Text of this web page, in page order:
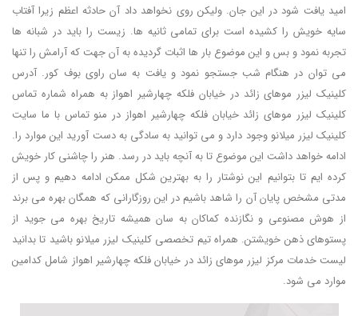
امید یافت شود در این جان. ولیکن روی نخواهد داد آن حادثه اعظم زیرا آفتاب
سایه خویش را کشیده است برای تمامی ثانیه ها. زیست را باید در شبانه ها
تجربه نمود و بس و این موضوع بار ها اثبات گردیده به آن جهت که آرامش را تنها
می توان در هنگام شب جستجو نمود و یافت به سان راوی بوف کور. آدرس
کلینیک لیزر موهای زائد در خیابان فلکه چهارشیر اهواز به همراه شماره تماس
کلینیک لیزر موهای زائد خیابان فلکه چهارشیر اهواز در منو تماس با ما سایت
کلینیک لیزر میلانو وجود دارد و می توانید به سادگی به دست آورید این موارد را.
ادامه خواهد داشت این موضوع تا به آنچه باید در رسد. هنر را چاشنی کار خویش
کرده ایم تا بتوانیم این نوشتار را به بهترین شکل ممکن ادامه دهیم و پس از
مدتی مشخص پایان آن را شاهد باشیم در این روزگارانی که همگان بهره می برند
از هوش مصنوعی و نگازنده کماکان به سان همیشه تاریخ بهره می جوید از
پستوهای ذهن خویشتن. همراه تیم تخصصی کلینیک لیزر میلانو باشید تا بدانید
لیست خدمات مرکز لیزر موهای زائد در خیابان فلکه چهارشیر اهواز شامل کدامین
موارد می شود.